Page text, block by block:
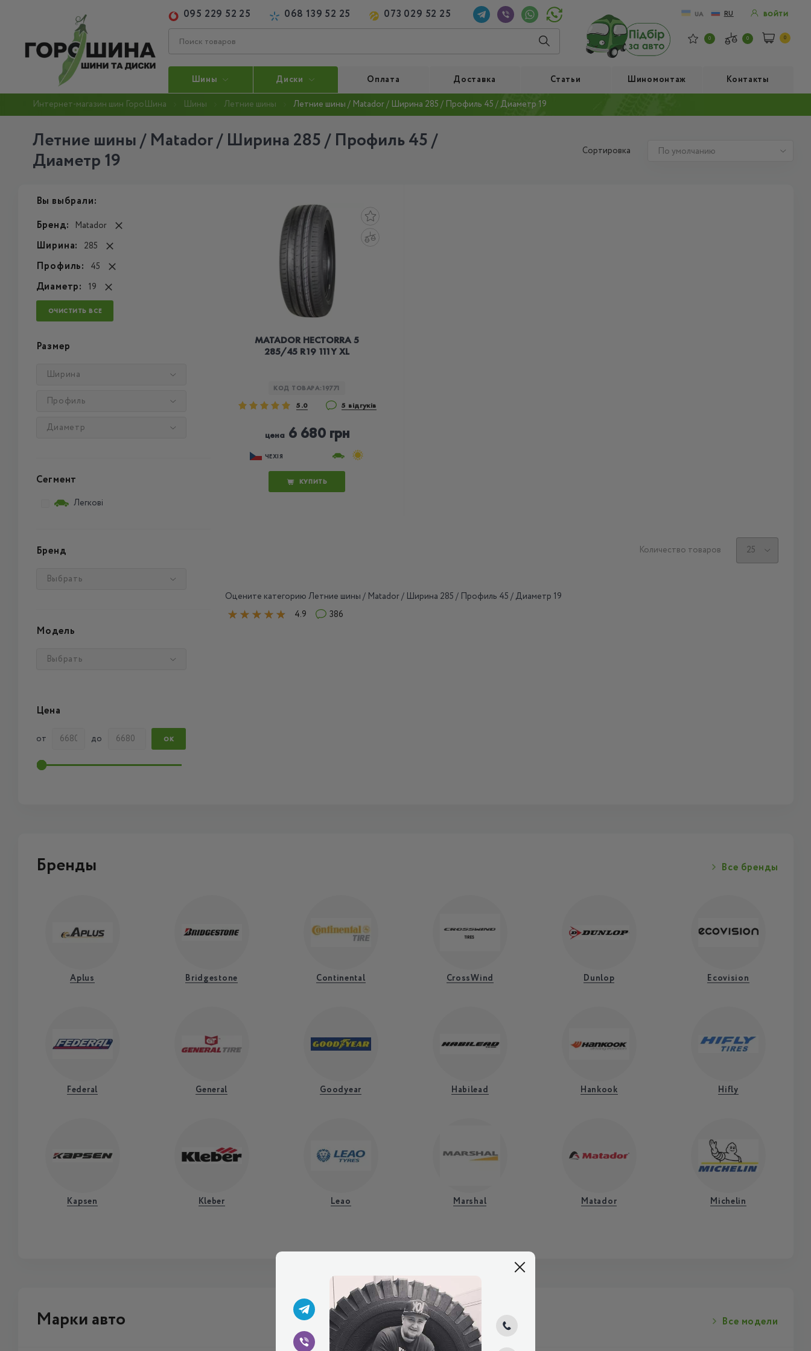
095 229 52 25 068 139 52 25 073 029 52 25 UA RU ВОЙТИ
0 0 0
Шины Диски Оплата Доставка Статьи Шиномонтаж Контакты
Интернет-магазин шин ГороШина Шины Летние шины Летние шины / Matador / Ширина 285 / Профиль 45 / Диаметр 19
Летние шины / Matador / Ширина 285 / Профиль 45 /
Диаметр 19
Сортировка
Вы выбрали:
Бренд:
Matador
Ширина: 285
Профиль: 45
Диаметр: 19
ОЧИСТИТЬ ВСЕ
Размер
Ширина
Профиль
Диаметр
Сегмент
Легкові
Бренд
Выбрать
Модель
Выбрать
Цена
от до ОК
MATADOR HECTORRA 5
285/45 R19 111Y XL
КОД ТОВАРА: 19771
5.0 5 відгуків
цена6 680 грн
ЧЕХІЯ
КУПИТЬ
Количество товаров
Оцените категорию Летние шины / Matador / Ширина 285 / Профиль 45 / Диаметр 19
4.9
386
Бренды Все бренды
Aplus Bridgestone Continental CrossWind Dunlop Ecovision
Federal General Goodyear Habilead Hankook Hifly
Kapsen Kleber Leao Marshal Matador Michelin
Марки авто Все модели